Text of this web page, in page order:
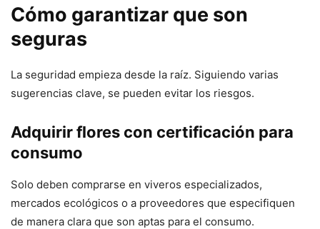
Cómo garantizar que son
seguras
La seguridad empieza desde la raíz. Siguiendo varias
sugerencias clave, se pueden evitar los riesgos.
Adquirir flores con certificación para
consumo
Solo deben comprarse en viveros especializados,
mercados ecológicos o a proveedores que especifiquen
de manera clara que son aptas para el consumo.